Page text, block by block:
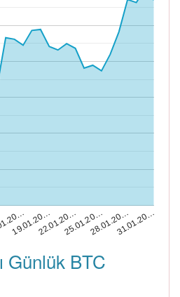
19.01.20…22.01.20…25.01.20…28.01.20…31.01.20…
Günlük BTC